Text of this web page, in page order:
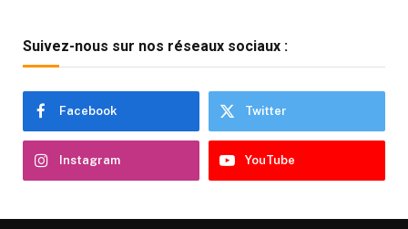
Suivez-nous sur nos réseaux sociaux :
Facebook Twitter
Instagram YouTube